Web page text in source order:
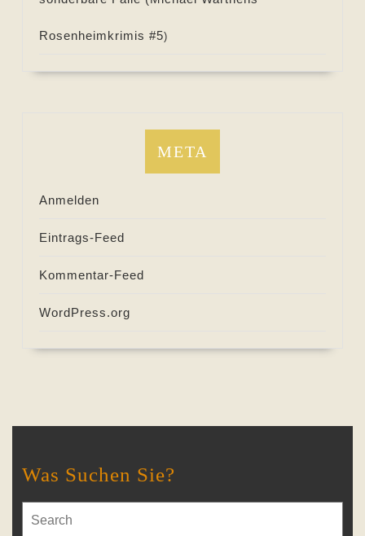
Rosenheimkrimis #5)
META
Anmelden
Eintrags-Feed
Kommentar-Feed
WordPress.org
Was Suchen Sie?
for: